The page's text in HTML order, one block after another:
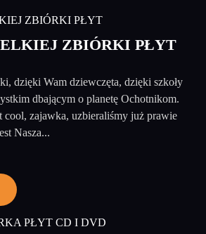
ZBIÓRKI PŁYT
dzięki Wam dziewczęta, dzięki szkoły
dbającym o planetę Ochotnikom.
cool, zajawka, uzbieraliśmy już prawie
Nasza...